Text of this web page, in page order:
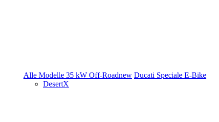
Alle Modelle 35 kW Off-Roadnew Ducati Speciale E-Bike
DesertX